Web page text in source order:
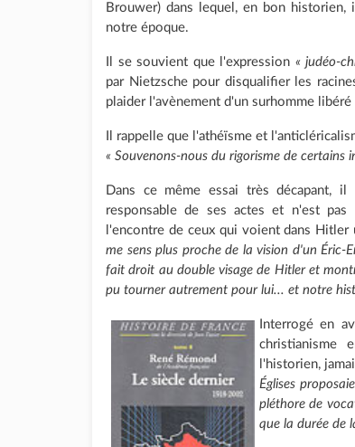
Brouwer) dans lequel, en bon
notre époque.
Il se souvient que l'expression « judéo-
par Nietzsche pour disqualifier les
plaider l'avènement d'un surhomme
Il rappelle que l'athéïsme et
« Souvenons-nous du rigorisme de certains
Dans ce même essai très décapant,
responsable de ses actes et n'est
l'encontre de ceux qui voient dans
me sens plus proche de la vision d'un Éric-
fait droit au double visage de Hitler et
pu tourner autrement pour lui... et notre
Interrogé en
christianisme
l'historien,
Églises
pléthore de
que la durée de